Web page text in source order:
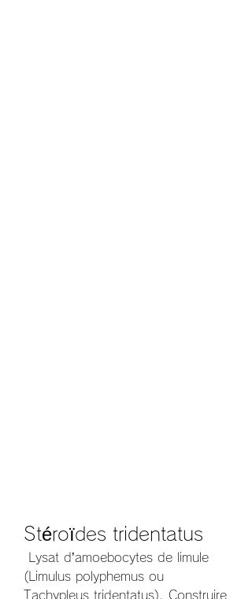
Stéroïdes tridentatus
(Limulus polyphemus ou
Tachypleus tridentatus). Construire